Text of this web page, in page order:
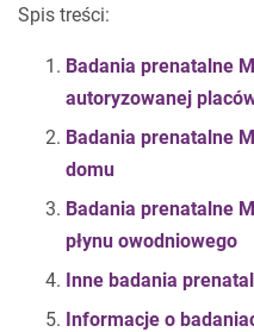
Spis treści:
Badania prenatalne
autoryzowanej
Badania prenatalne
domu
Badania prenatalne
płynu owodniowego
Inne badania
Informacje o